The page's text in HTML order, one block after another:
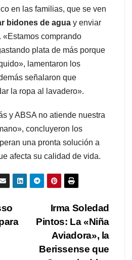
en las familias, que se ven
bidones de agua y enviar
«Estamos comprando
plata de más porque
lamentaron los
señalaron que
la ropa al lavadero».
y ABSA no atiende nuestra
concluyeron los
una pronta solución a
afecta su calidad de vida.
Irma Soledad
Pintos: La «Niña
Aviadora», la
Berissense que